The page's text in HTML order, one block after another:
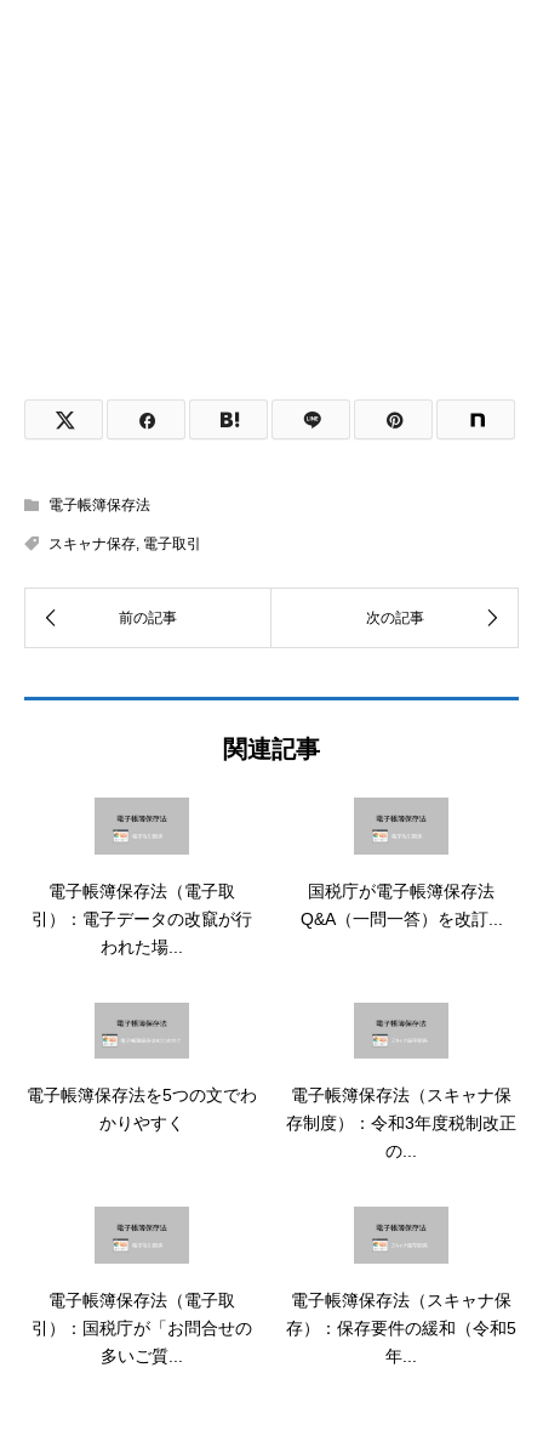
電子帳簿保存法
スキャナ保存, 電子取引
関連記事
電子帳簿保存法（電子取
引）：電子データの改竄が行
われた場...
国税庁が電子帳簿保存法
Q&A（一問一答）を改訂...
電子帳簿保存法を5つの文でわ
かりやすく
電子帳簿保存法（スキャナ保
存制度）：令和3年度税制改正
の...
電子帳簿保存法（電子取
引）：国税庁が「お問合せの
多いご質...
電子帳簿保存法（スキャナ保
存）：保存要件の緩和（令和5
年...